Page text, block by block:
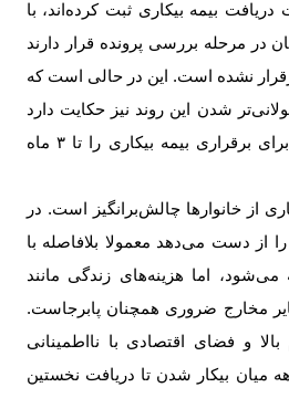
بیمه بیکاری ثبت کرده‌اند، با
همچنان در مرحله بررسی پرونده قرار دارند
نشده است. این در حالی است که
شدن این روند نیز حکایت دارد
و برخی منابع، زمان لازم برای برقراری بیمه بیکاری را تا ۳ ماه
از خانوارها چالش‌برانگیز است. در
از دست می‌دهد معمولا بلافاصله با
اما هزینه‌های زندگی مانند
مخارج ضروری همچنان پابرجاست.
و فضای اقتصادی با نااطمینانی
میان بیکار شدن تا دریافت نخستین